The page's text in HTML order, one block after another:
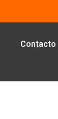
Contacto